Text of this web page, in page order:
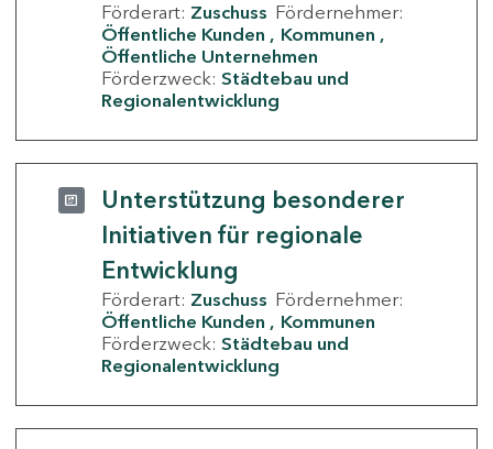
Förderart: Zuschuss Fördernehmer:
Öffentliche Kunden
Kommunen
Öffentliche Unternehmen
Förderzweck: Städtebau und
Regionalentwicklung
Unterstützung besonderer
Initiativen für regionale
Entwicklung
Förderart: Zuschuss Fördernehmer:
Öffentliche Kunden
Kommunen
Förderzweck: Städtebau und
Regionalentwicklung